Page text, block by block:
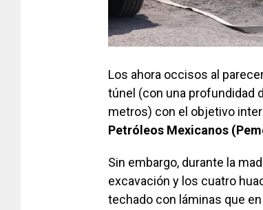
Los ahora occisos al
túnel (con una profundidad
metros) con el objetivo
Petróleos Mexicanos
Sin embargo, durante la
excavación y los cuatro
techado con láminas que